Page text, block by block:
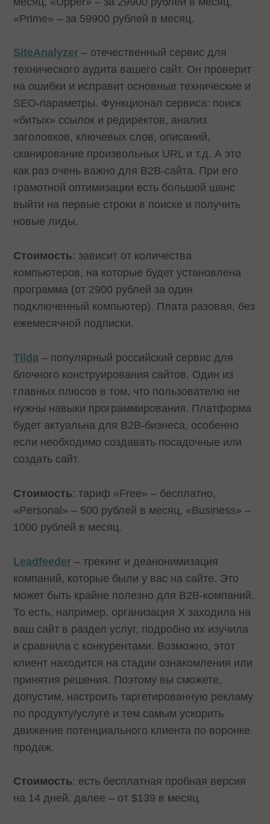
«Prime» – за 59900 рублей в месяц.
SiteAnalyzer – отечественный сервис для
технического аудита вашего сайт. Он проверит
на ошибки и исправит основные технические и
SEO-параметры. Функционал сервиса: поиск
«битых» ссылок и редиректов, анализ
заголовков, ключевых слов, описаний,
сканирование произвольных URL и т.д. А это
как раз очень важно для B2B-сайта. При его
грамотной оптимизации есть большой шанс
выйти на первые строки в поиске и получить
новые лиды.
Стоимость: зависит от количества
компьютеров, на которые будет установлена
программа (от 2900 рублей за один
подключенный компьютер). Плата разовая, без
ежемесячной подписки.
Tilda – популярный российский сервис для
блочного конструирования сайтов. Один из
главных плюсов в том, что пользователю не
нужны навыки программирования. Платформа
будет актуальна для B2B-бизнеса, особенно
если необходимо создавать посадочные или
создать сайт.
Стоимость: тариф «Free» – бесплатно,
«Personal» – 500 рублей в месяц, «Business» –
1000 рублей в месяц.
Leadfeeder – трекинг и деанонимизация
компаний, которые были у вас на сайте. Это
может быть крайне полезно для B2B-компаний.
То есть, например, организация X заходила на
ваш сайт в раздел услуг, подробно их изучила
и сравнила с конкурентами. Возможно, этот
клиент находится на стадии ознакомления или
принятия решения. Поэтому вы сможете,
допустим, настроить таргетированную рекламу
по продукту/услуге и тем самым ускорить
движение потенциального клиента по воронке
продаж.
Стоимость: есть бесплатная пробная версия
на 14 дней, далее – от $139 в месяц.